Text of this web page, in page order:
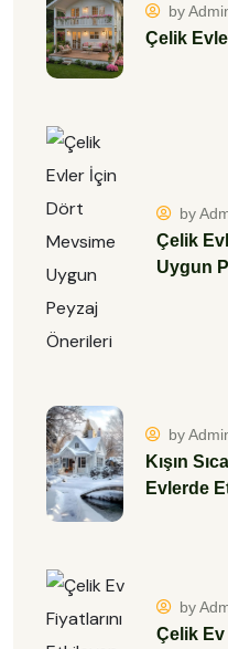
by
Çelik
by
Çelik
Uygun
by
Kışın
Evlerde
by
Çelik Ev